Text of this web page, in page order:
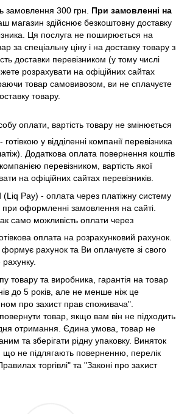
замовлення 300 грн. При замовленні на
магазин здійснює безкоштовну доставку
Ця послуга не поширюється на
за спеціальну ціну і на доставку товару з
доставки перевізником (у тому числі
розрахувати на офіційних сайтах
товар самовивозом, ви не сплачуєте
товару.
оплати, вартість товару не змінюється
у відділенні компанії перевізника
Додаткова оплата повернення коштів
перевізником, вартість якої
на офіційних сайтах перевізників.
Pay) - оплата через платіжну систему
при оформленні замовлення на сайті.
само можливість оплати через
оплата на розрахунковий рахунок.
рахунок та Ви оплачуєте зі свого
товару та виробника, гарантія на товар
до 5 років, але не менше ніж це
про захист прав споживача".
товар, якщо вам він не підходить
отримання. Єдина умова, товар не
та зберігати рідну упаковку. Виняток
що не підлягають поверненню, перелік
торгівлі" та "Законі про захист